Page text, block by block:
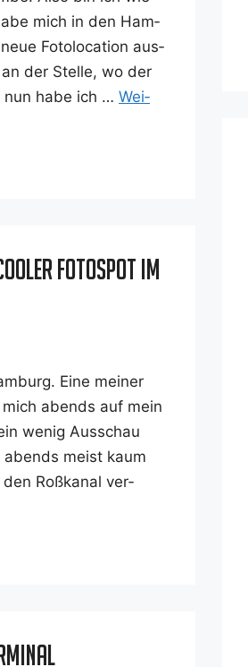
mich in den Ham­
Foto­lo­ca­ti­on aus­
der Stel­le, wo der
nun habe ich … Wei­
Fotospot im
Eine mei­ner
abends auf mein
wenig Aus­schau
meist kaum
den Roß­ka­nal ver­